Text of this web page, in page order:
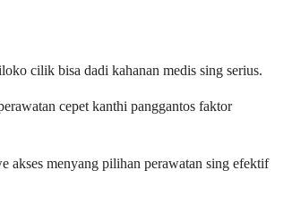
cilik bisa dadi kahanan medis sing serius.
cepet kanthi panggantos faktor
akses menyang pilihan perawatan sing efektif